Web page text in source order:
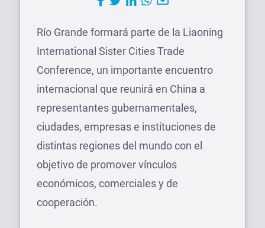
Río Grande formará parte de la Liaoning
International Sister Cities Trade
Conference, un importante encuentro
internacional que reunirá en China a
representantes gubernamentales,
ciudades, empresas e instituciones de
distintas regiones del mundo con el
objetivo de promover vínculos
económicos, comerciales y de
cooperación.